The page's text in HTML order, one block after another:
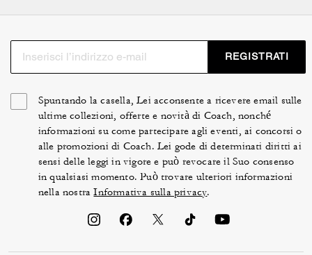
REGISTRATI
Spuntando la casella, Lei acconsente a ricevere email sulle
ultime collezioni, offerte e novità di Coach, nonché
informazioni su come partecipare agli eventi, ai concorsi o
alle promozioni di Coach. Lei gode di determinati diritti ai
sensi delle leggi in vigore e può revocare il Suo consenso
in qualsiasi momento. Può trovare ulteriori informazioni
nella nostraInformativa sulla privacy.